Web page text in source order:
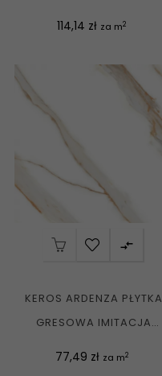
Cena
114,14 zł za m2

KEROS ARDENZA PŁYTKA
GRESOWA IMITACJA
Cena
77,49 zł za m2